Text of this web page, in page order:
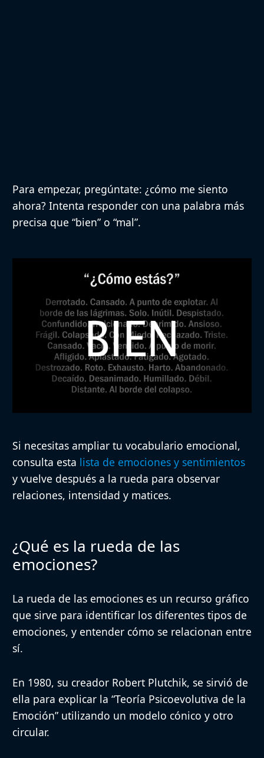
Para empezar, pregúntate: ¿cómo me siento
ahora? Intenta responder con una palabra más
precisa que “bien” o “mal”.
Si necesitas ampliar tu vocabulario emocional,
consulta esta lista de emociones y sentimientos
y vuelve después a la rueda para observar
relaciones, intensidad y matices.
¿Qué es la rueda de las
emociones?
La rueda de las emociones es un recurso gráfico
que sirve para identificar los diferentes tipos de
emociones, y entender cómo se relacionan entre
sí.
En 1980, su creador Robert Plutchik, se sirvió de
ella para explicar la “Teoría Psicoevolutiva de la
Emoción” utilizando un modelo cónico y otro
circular.